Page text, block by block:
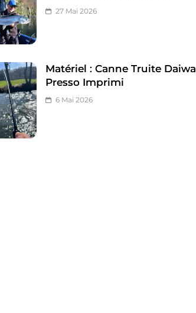
27 Mai 2026
Matériel : Canne Truite Daiwa
Presso Imprimi
6 Mai 2026